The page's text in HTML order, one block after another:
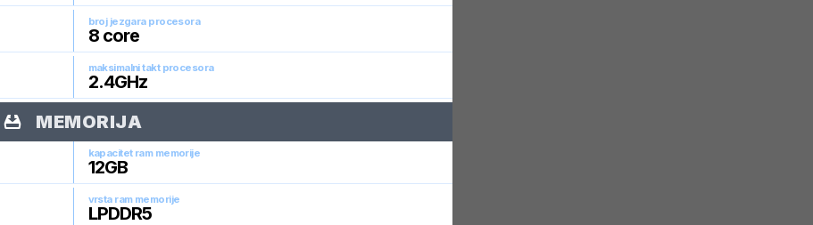
broj jezgara procesora
8core
maksimalni takt procesora
2.4GHz
MEMORIJA
kapacitet ram memorije
12GB
vrsta ram memorije
LPDDR5